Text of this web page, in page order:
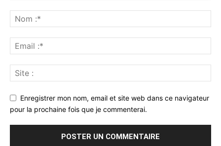
Enregistrer mon nom, email et site web dans ce navigateur
pour la prochaine fois que je commenterai.